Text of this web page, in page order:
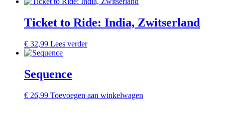
Ticket to Ride: India, Zwitserland
€ 32,99 Lees verder
Sequence
€ 26,99 Toevoegen aan winkelwagen